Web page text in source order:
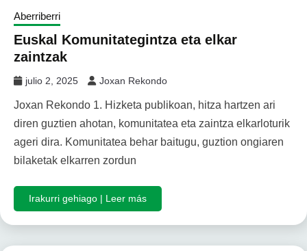
Aberriberri
Euskal Komunitategintza eta elkar
zaintzak
julio 2, 2025 Joxan Rekondo
Joxan Rekondo 1. Hizketa publikoan, hitza hartzen ari
diren guztien ahotan, komunitatea eta zaintza elkarloturik
ageri dira. Komunitatea behar baitugu, guztion ongiaren
bilaketak elkarren zordun
Irakurri gehiago | Leer más